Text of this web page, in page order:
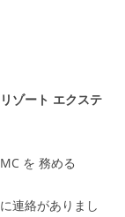
リゾート エクステ
を 務める
連絡がありまし